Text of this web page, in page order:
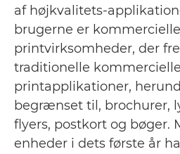
af højkvalitets-
brugerne er
printvirksomheder, der
traditionelle kommercielle
printapplikationer,
begrænset til, brochurer,
flyers, postkort og bøger.
enheder i dets første år